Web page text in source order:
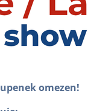
omezen!